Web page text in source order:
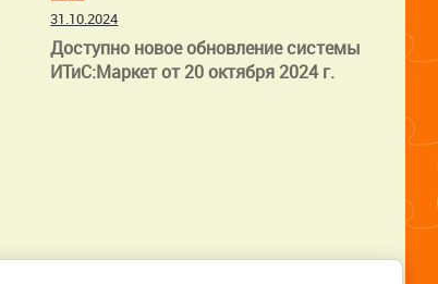
31.10.2024
Доступно новое обновление системы
ИТиС:Маркет от 20 октября 2024 г.